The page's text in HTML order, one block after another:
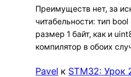
Преимуществ нет, за
читабельности: тип
размер 1 байт, как и
компилятор в обоих
Pavel к STM32: